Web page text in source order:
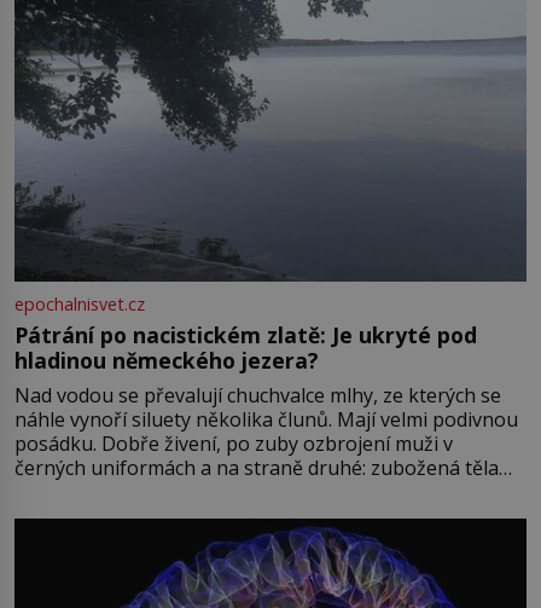
epochalnisvet.cz
Pátrání po nacistickém zlatě: Je ukryté pod
hladinou německého jezera?
Nad vodou se převalují chuchvalce mlhy, ze kterých se
náhle vynoří siluety několika člunů. Mají velmi podivnou
posádku. Dobře živení, po zuby ozbrojení muži v
černých uniformách a na straně druhé: zubožená těla
přízračná scéna znamená? Je jaro roku 1945, druhá
světová válka se chýlí ke konci. Jezero Stolpsee